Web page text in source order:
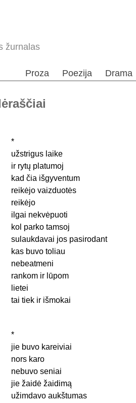
žurnalas
Proza Poezija Drama
*
užstrigus laike
ir rytų platumoj
kad čia išgyventum
reikėjo vaizduotės
reikėjo
ilgai nekvėpuoti
kol parko tamsoj
sulaukdavai jos pasirodant
kas buvo toliau
nebeatmeni
rankom ir lūpom
lietei
tai tiek ir išmokai
*
jie buvo kareiviai
nors karo
nebuvo seniai
jie žaidė žaidimą
užimdavo aukštumas